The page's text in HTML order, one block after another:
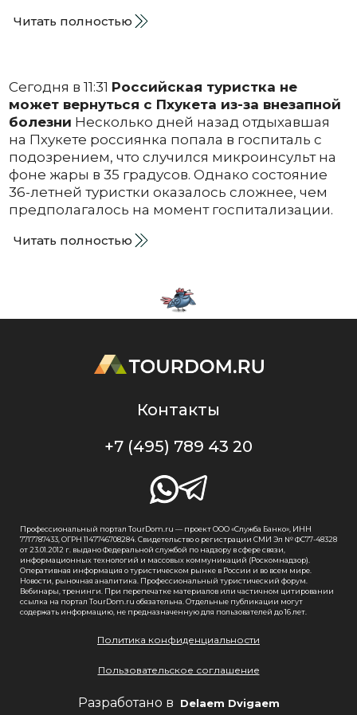
Читать полностью
Сегодня в 11:31 Российская туристка не
может вернуться с Пхукета из-за внезапной
болезни Несколько дней назад отдыхавшая
на Пхукете россиянка попала в госпиталь с
подозрением, что случился микроинсульт на
фоне жары в 35 градусов. Однако состояние
36-летней туристки оказалось сложнее, чем
предполагалось на момент госпитализации.
Читать полностью
Контакты
+7 (495) 789 43 20
Профессиональный портал TourDom.ru — проект ООО «Служба Банко», ИНН
7717787433, ОГРН 1147746708284. Свидетельство о регистрации СМИ Эл № ФС77-48328
от 23.01.2012 г. выдано Федеральной службой по надзору в сфере связи,
информационных технологий и массовых коммуникаций (Роскомнадзор).
Оперативная информация о туристическом рынке в России и во всем мире.
Новости, рыночная аналитика. Профессиональный туристический форум.
Вебинары, тренинги. При перепечатке материалов или частичном цитировании
ссылка на портал TourDom.ru обязательна. Отдельные публикации могут
содержать информацию, не предназначенную для пользователей до 16 лет.
Политика конфиденциальности
Пользовательское соглашение
Разработано в Delaem Dvigaem